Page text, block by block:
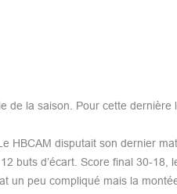
de la saison. Pour cette dernière
HBCAM disputait son dernier
buts d’écart. Score final 30-18,
un peu compliqué mais la